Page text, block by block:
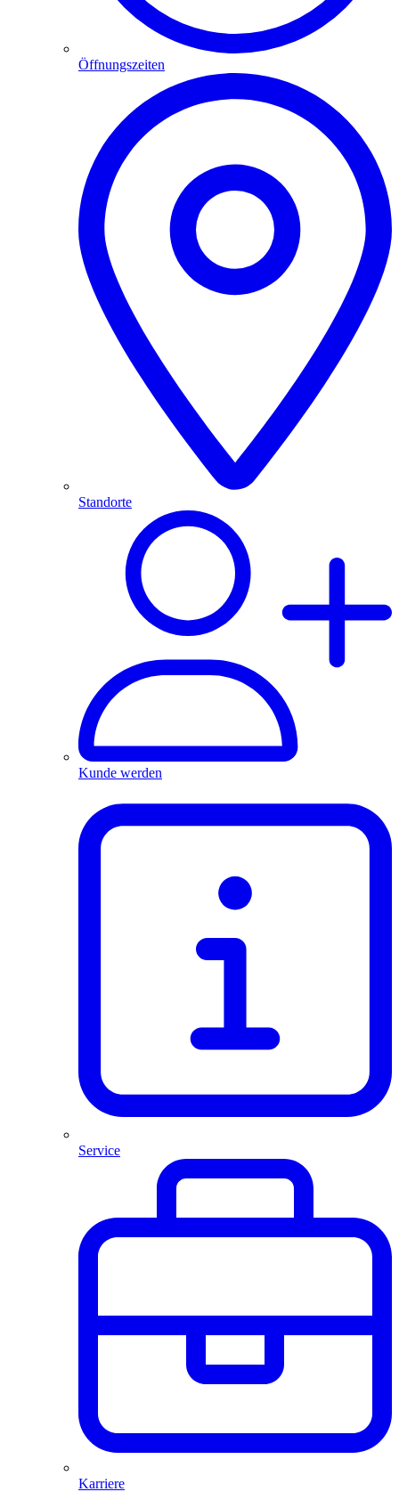
Öffnungszeiten
Standorte
Kunde werden
Service
Karriere